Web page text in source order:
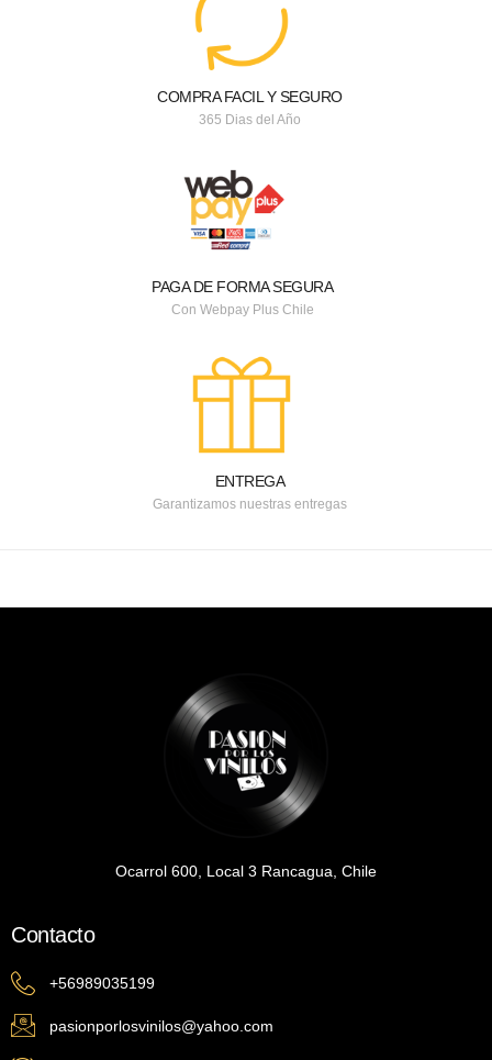
COMPRA FACIL Y SEGURO
365 Dias del Año
PAGA DE FORMA SEGURA
Con Webpay Plus Chile
ENTREGA
Garantizamos nuestras entregas
Ocarrol 600, Local 3 Rancagua, Chile
Contacto
+56989035199
pasionporlosvinilos@yahoo.com